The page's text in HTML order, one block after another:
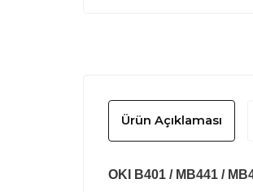
Ürün Açıklaması
OKI B401 / MB441 /